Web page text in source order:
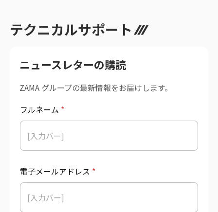
テクニカルサポート
ニュースレターの購読
ZAMA グループの最新情報をお届けします。
フルネーム *
電子メールアドレス *